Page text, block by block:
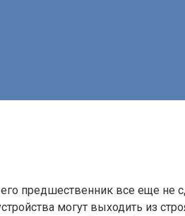
предшественник все еще не
могут выходить из